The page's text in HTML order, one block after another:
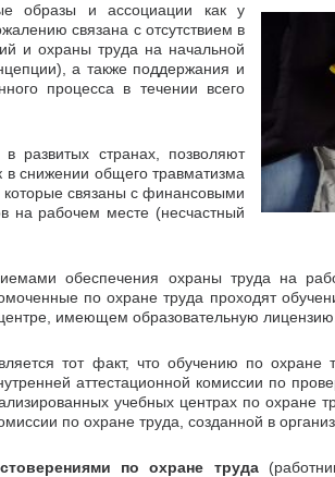
образы и ассоциации как у
связана с отсутствием в
и охраны труда на начальной
а также поддержания и
процесса в течении всего
развитых странах, позволяют
в снижении общего травматизма
которые связаны с финансовыми
на рабочем месте (несчастный
обеспечения охраны труда на
по охране труда проходят
имеющем образовательную лицензию.
тот факт, что обучению по охране
аттестационной комиссии по
учебных центрах по охране
по охране труда, созданной в
по охране труда